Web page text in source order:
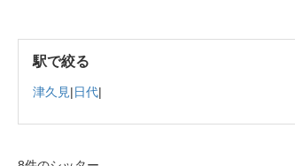
駅で絞る
津久見|日代|